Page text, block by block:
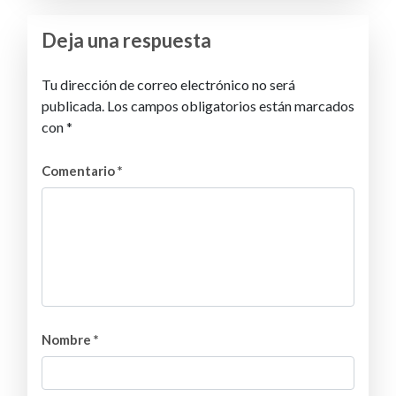
Deja una respuesta
Tu dirección de correo electrónico no será
publicada. Los campos obligatorios están marcados
con*
Comentario*
Nombre *